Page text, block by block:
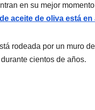
en su mejor
aceite de oliva está en
rodeada por un muro
cientos de años.